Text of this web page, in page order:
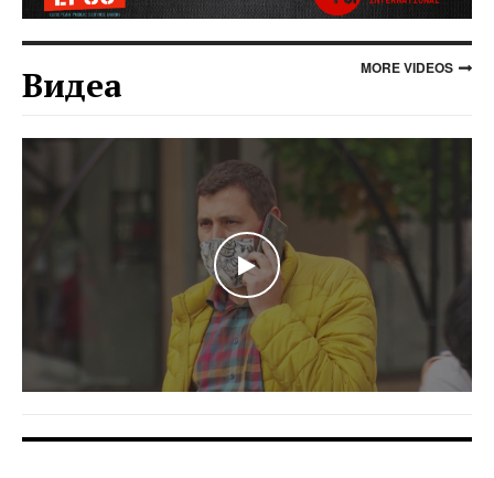
Видеа MORE VIDEOS
WATCH THE VIDEO